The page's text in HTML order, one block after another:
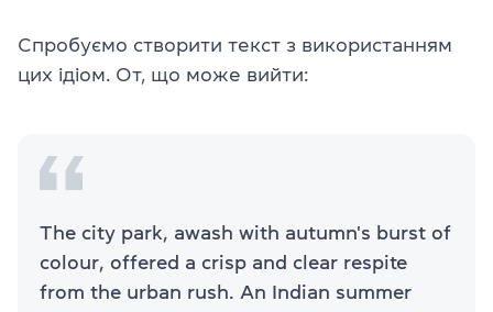
Спробуємо створити текст з використанням
цих ідіом. От, що може вийти:
The city park, awash with autumn's burst of
colour, offered a crisp and clear respite
from the urban rush. An Indian summer